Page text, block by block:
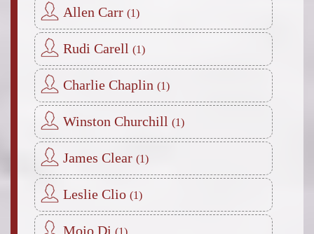
Allen Carr
Rudi Carell
Charlie Chaplin
Winston Churchill
James Clear
Leslie Clio
Mojo Di